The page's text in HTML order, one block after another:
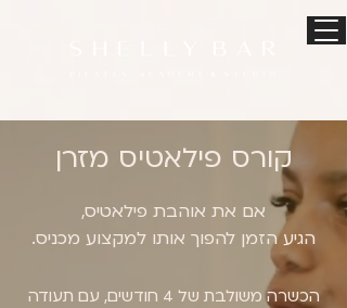
קורס פילאטיס מזרן
אם את אוהבת פילאטיס,
הגיע הזמן להפוך אותו למקצוע מכניס.
הכשרה משולבת של 4 חודשים, עם תעודה